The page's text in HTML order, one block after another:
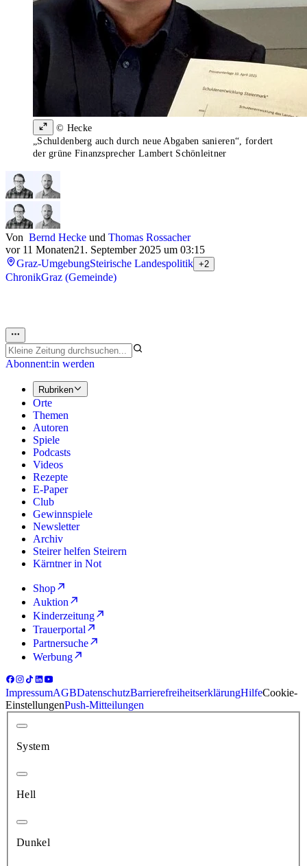
© Hecke
„Schuldenberg auch durch neue Abgaben sanieren“, fordert
der grüne Finanzsprecher Lambert Schönleitner
Von Bernd Hecke und Thomas Rossacher
vor 11 Monaten21. September 2025 um 03:15
Graz-UmgebungSteirische Landespolitik +2
ChronikGraz (Gemeinde)
Abonnent:in werden
Rubriken
Orte
Themen
Autoren
Spiele
Podcasts
Videos
Rezepte
E-Paper
Club
Gewinnspiele
Newsletter
Archiv
Steirer helfen Steirern
Kärntner in Not
Shop
Auktion
Kinderzeitung
Trauerportal
Partnersuche
Werbung
ImpressumAGBDatenschutzBarrierefreiheitserklärungHilfeCookie-
EinstellungenPush-Mitteilungen
System
Hell
Dunkel